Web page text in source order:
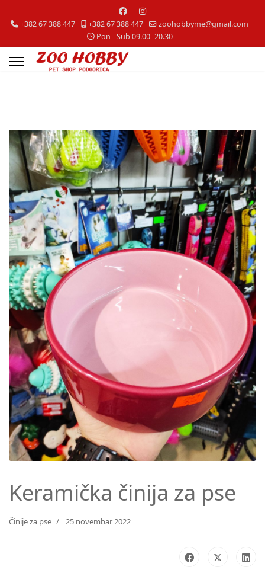
+382 67 388 447 +382 67 388 447
zoohobbyme@gmail.com
Pon - Sub 09.00- 20.30
Keramička činija za pse
Činije za pse 25 novembar 2022